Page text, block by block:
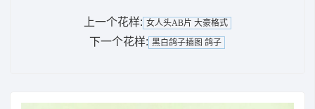
上一个花样: 女人头AB片 大豪格式
下一个花样: 黑白鸽子插图 鸽子